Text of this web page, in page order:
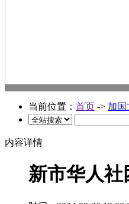
当前位置： 首页 -> 加国
内容详情
新市华人